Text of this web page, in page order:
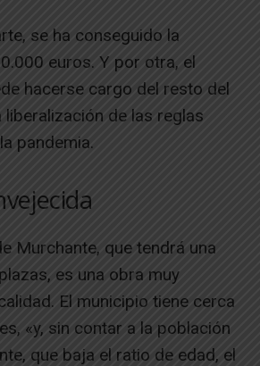
se ha conseguido la
euros. Y por otra, el
hacerse cargo del resto del
de las reglas
pandemia.
Murchante, que tendrá una
es una obra muy
El municipio tiene cerca
«y, sin contar a la población
que baja el ratio de edad, el